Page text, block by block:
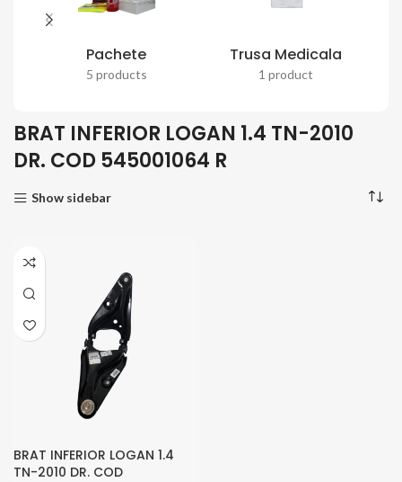
Pachete
5 products
Trusa Medicala
1 product
BRAT INFERIOR LOGAN 1.4 TN-2010
DR. COD 545001064 R
Show sidebar
BRAT INFERIOR LOGAN 1.4
TN-2010 DR. COD